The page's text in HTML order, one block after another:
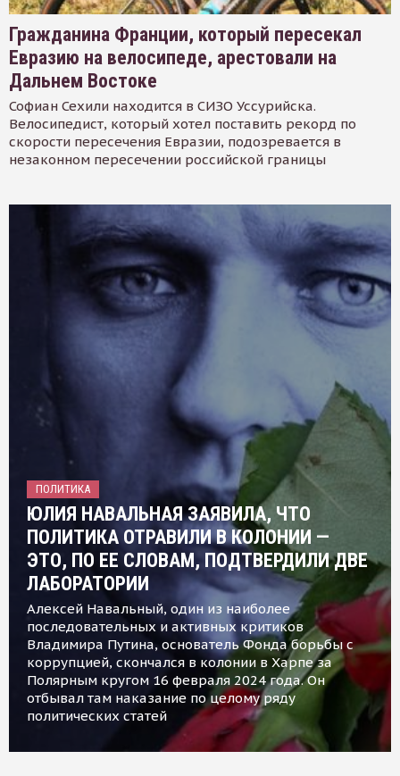
Гражданина Франции, который пересекал
Евразию на велосипеде, арестовали на
Дальнем Востоке
Софиан Сехили находится в СИЗО Уссурийска.
Велосипедист, который хотел поставить рекорд по
скорости пересечения Евразии, подозревается в
незаконном пересечении российской границы
ПОЛИТИКА
ЮЛИЯ НАВАЛЬНАЯ ЗАЯВИЛА, ЧТО
ПОЛИТИКА ОТРАВИЛИ В КОЛОНИИ —
ЭТО, ПО ЕЕ СЛОВАМ, ПОДТВЕРДИЛИ ДВЕ
ЛАБОРАТОРИИ
Алексей Навальный, один из наиболее
последовательных и активных критиков
Владимира Путина, основатель Фонда борьбы с
коррупцией, скончался в колонии в Харпе за
Полярным кругом 16 февраля 2024 года. Он
отбывал там наказание по целому ряду
политических статей